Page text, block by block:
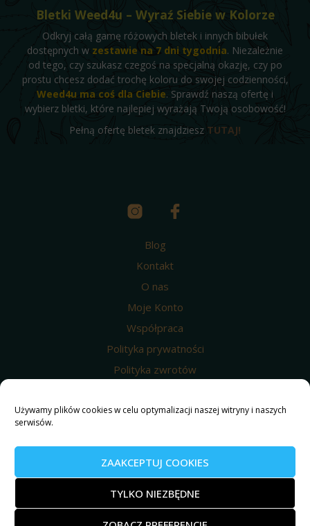
Używamy plików cookies w celu optymalizacji naszej witryny i naszych
serwisów.
ZAAKCEPTUJ COOKIES
TYLKO NIEZBĘDNE
Bletki Weed4u – Wyraź Siebie w Kolorze
Odkryj całą gamę różowych bletek i innych bibułek
dostępnych w zestawie na 7 dni tygodnia. Niezależnie
od tego, czy szukasz czegoś na specjalną okazję, czy po
prostu chcesz dodać trochę koloru do swojej codzienności,
Weed4u ma coś dla Ciebie. Sprawdź naszą ofertę i
wybierz bletki, które najlepiej wyrażają Twoją osobowość!
Pełną ofertę bletek znajdziesz TUTAJ!
Blog
Kontakt
O nas
Moje Konto
Współpraca
Polityka prywatności
Polityka zwrotów
Regulamin